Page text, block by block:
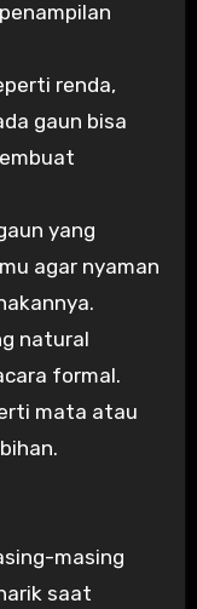
renda,
gaun bisa
yang
agar nyaman
natural
formal.
mata atau
masing
saat